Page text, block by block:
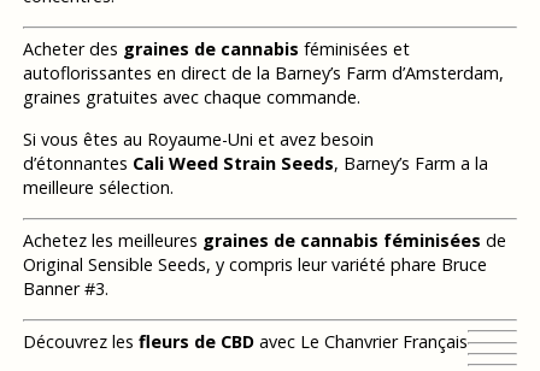
Acheter des graines de cannabis féminisées et
autoflorissantes en direct de la Barney’s Farm d’Amsterdam,
graines gratuites avec chaque commande.
Si vous êtes au Royaume-Uni et avez besoin
d’étonnantes Cali Weed Strain Seeds, Barney’s Farm a la
meilleure sélection.
Achetez les meilleures graines de cannabis féminisées de
Original Sensible Seeds, y compris leur variété phare Bruce
Banner #3.
Découvrez les fleurs de CBDavec Le Chanvrier Français